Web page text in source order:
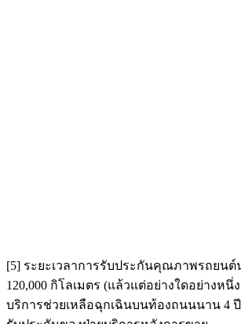
[5] ระยะเวลาการรับประกันคุณภาพรถยนต์
120,000 กิโลเมตร (แล้วแต่อย่างใดอย่างหนึ่
บริการช่วยเหลือฉุกเฉินบนท้องถนนนาน 4